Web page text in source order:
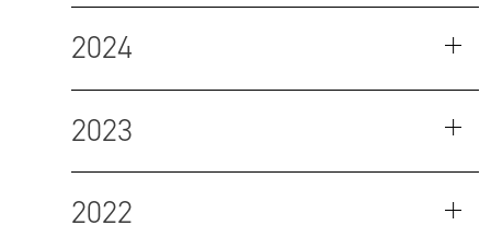
2024
2023
2022